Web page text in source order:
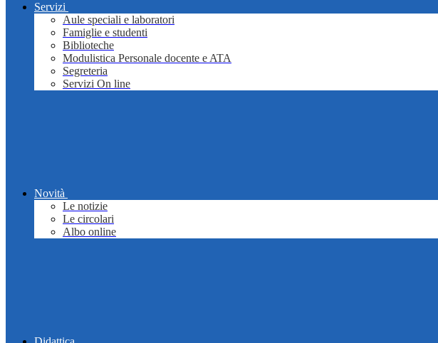
Servizi
Aule speciali e laboratori
Famiglie e studenti
Biblioteche
Modulistica Personale docente e ATA
Segreteria
Servizi On line
Novità
Le notizie
Le circolari
Albo online